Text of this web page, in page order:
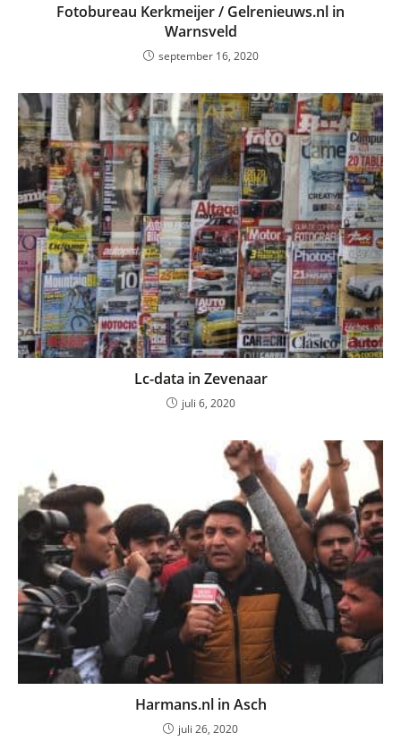
Fotobureau Kerkmeijer / Gelrenieuws.nl in
Warnsveld
september 16, 2020
Lc-data in Zevenaar
juli 6, 2020
Harmans.nl in Asch
juli 26, 2020